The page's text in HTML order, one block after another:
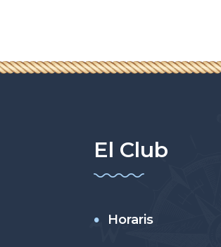
El Club
Horaris